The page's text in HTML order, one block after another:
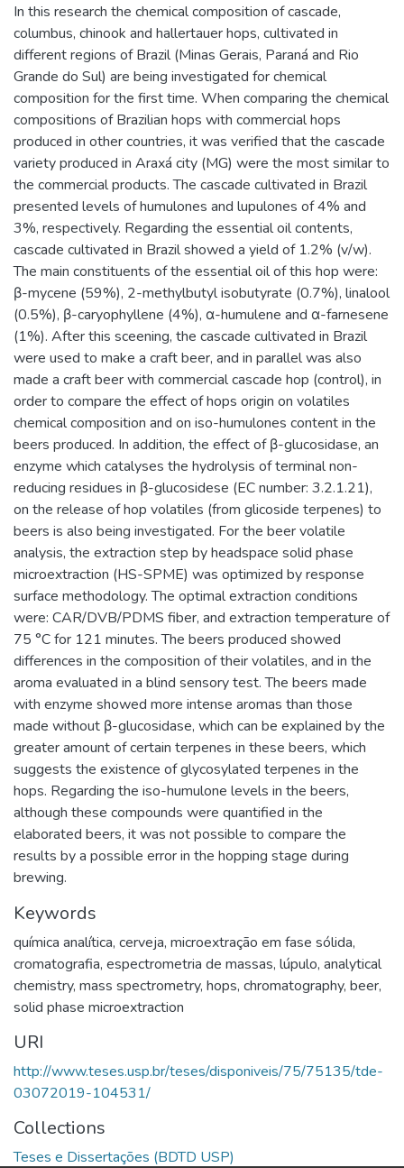
In this research the chemical composition of cascade,
columbus, chinook and hallertauer hops, cultivated in
different regions of Brazil (Minas Gerais, Paraná and Rio
Grande do Sul) are being investigated for chemical
composition for the first time. When comparing the chemical
compositions of Brazilian hops with commercial hops
produced in other countries, it was verified that the cascade
variety produced in Araxá city (MG) were the most similar to
the commercial products. The cascade cultivated in Brazil
presented levels of humulones and lupulones of 4% and
3%, respectively. Regarding the essential oil contents,
cascade cultivated in Brazil showed a yield of 1.2% (v/w).
The main constituents of the essential oil of this hop were:
β-mycene (59%), 2-methylbutyl isobutyrate (0.7%), linalool
(0.5%), β-caryophyllene (4%), α-humulene and α-farnesene
(1%). After this sceening, the cascade cultivated in Brazil
were used to make a craft beer, and in parallel was also
made a craft beer with commercial cascade hop (control), in
order to compare the effect of hops origin on volatiles
chemical composition and on iso-humulones content in the
beers produced. In addition, the effect of β-glucosidase, an
enzyme which catalyses the hydrolysis of terminal non-
reducing residues in β-glucosidese (EC number: 3.2.1.21),
on the release of hop volatiles (from glicoside terpenes) to
beers is also being investigated. For the beer volatile
analysis, the extraction step by headspace solid phase
microextraction (HS-SPME) was optimized by response
surface methodology. The optimal extraction conditions
were: CAR/DVB/PDMS fiber, and extraction temperature of
75 °C for 121 minutes. The beers produced showed
differences in the composition of their volatiles, and in the
aroma evaluated in a blind sensory test. The beers made
with enzyme showed more intense aromas than those
made without β-glucosidase, which can be explained by the
greater amount of certain terpenes in these beers, which
suggests the existence of glycosylated terpenes in the
hops. Regarding the iso-humulone levels in the beers,
although these compounds were quantified in the
elaborated beers, it was not possible to compare the
results by a possible error in the hopping stage during
brewing.
Keywords
química analítica, cerveja, microextração em fase sólida,
cromatografia, espectrometria de massas, lúpulo, analytical
chemistry, mass spectrometry, hops, chromatography, beer,
solid phase microextraction
URI
http://www.teses.usp.br/teses/disponiveis/75/75135/tde-
03072019-104531/
Collections
Teses e Dissertações (BDTD USP)